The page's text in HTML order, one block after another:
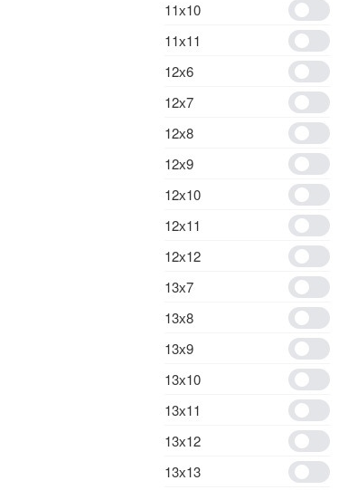
11х10
11х11
12х6
12х7
12х8
12х9
12х10
12х11
12х12
13х7
13х8
13х9
13х10
13х11
13х12
13х13